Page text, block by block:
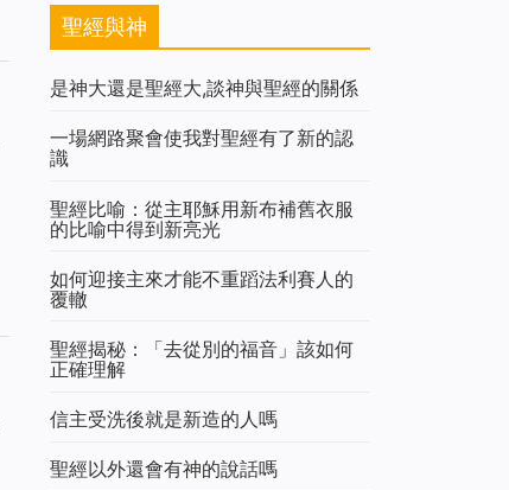
聖經與神
是神大還是聖經大,談神與聖經的關係
一場網路聚會使我對聖經有了新的認
識
聖經比喻：從主耶穌用新布補舊衣服
的比喻中得到新亮光
如何迎接主來才能不重蹈法利賽人的
覆轍
聖經揭秘：「去從別的福音」該如何
正確理解
信主受洗後就是新造的人嗎
聖經以外還會有神的說話嗎